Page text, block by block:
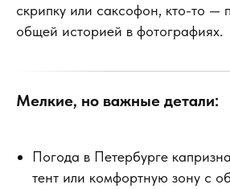
скрипку или саксофон, кто-то —
общей историей в фотографиях.
Мелкие, но важные детали:
Погода в Петербурге
тент или комфортную зону с